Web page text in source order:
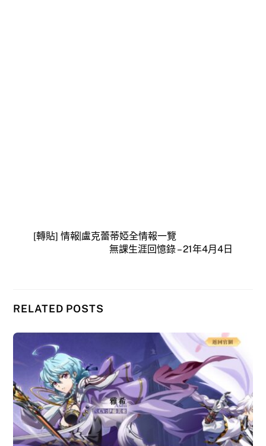
[轉貼] 情報|盧克蕾蒂婭全情報一覽
無課生涯回憶錄 – 21年4月4日
RELATED POSTS